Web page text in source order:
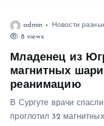
admin Новости
8 views
Младенец из
магнитных
реанимацию
В Сургуте врачи
проглотил 32